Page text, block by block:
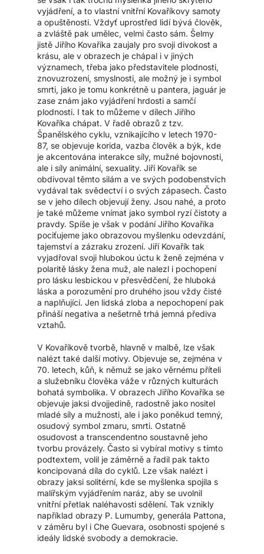
vyjádření, a to vlastní vnitřní Kovaříkovy samoty
a opuštěnosti. Vždyť uprostřed lidí bývá člověk,
a zvláště pak umělec, velmi často sám. Šelmy
jistě Jiřího Kovaříka zaujaly pro svoji divokost a
krásu, ale v obrazech je chápal i v jiných
významech, třeba jako představitele plodnosti,
znovuzrození, smyslnosti, ale možný je i symbol
smrti, jako je tomu konkrétně u pantera, jaguár je
zase znám jako vyjádření hrdosti a samčí
plodnosti. I tak to můžeme v dílech Jiřího
Kovaříka chápat. V řadě obrazů z tzv.
Španělského cyklu, vznikajícího v letech 1970-
87, se objevuje korida, vazba člověk a býk, kde
je akcentována interakce síly, mužné bojovnosti,
ale i síly animální, sexuality. Jiří Kovařík se
obdivoval těmto silám a ve svých podobenstvích
vydával tak svědectví i o svých zápasech. Často
se v jeho dílech objevují ženy. Jsou nahé, a proto
je také můžeme vnímat jako symbol ryzí čistoty a
pravdy. Spíše je však v podání Jiřího Kovaříka
pociťujeme jako obrazovou myšlenku odevzdání,
tajemství a zázraku zrození. Jiří Kovařík tak
vyjadřoval svoji hlubokou úctu k ženě zejména v
polaritě lásky žena muž, ale nalezl i pochopení
pro lásku lesbickou v přesvědčení, že hluboká
láska a porozumění pro druhého jsou vždy čisté
a naplňující. Jen lidská zloba a nepochopení pak
přináší negativa a nešetrně trhá jemná přediva
vztahů.
V Kovaříkově tvorbě, hlavně v malbě, lze však
nalézt také další motivy. Objevuje se, zejména v
70. letech, kůň, k němuž se jako věrnému příteli
a služebníku člověka váže v různých kulturách
bohatá symbolika. V obrazech Jiřího Kovaříka se
objevuje jaksi dvojjedině, radostně jako nositel
mladé síly a mužnosti, ale i jako poněkud temný,
osudový symbol zmaru, smrti. Ostatně
osudovost a transcendentno soustavně jeho
tvorbu provázely. Často si vybíral motivy s tímto
podtextem, volil je záměrně a řadil pak takto
koncipovaná díla do cyklů. Lze však nalézt i
obrazy jaksi solitérní, kde se myšlenka spojila s
malířským vyjádřením naráz, aby se uvolnil
vnitřní přetlak naléhavosti sdělení. Tak vznikly
například obrazy P. Lumumby, generála Pattona,
v záměru byl i Che Guevara, osobnosti spojené s
ideály lidské svobody a demokracie.